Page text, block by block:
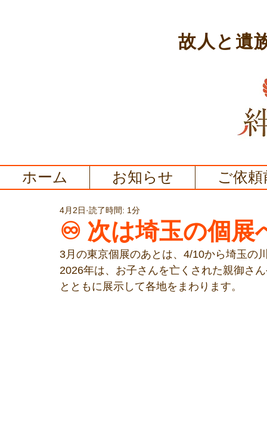
故人と遺
ホーム お知らせ ご依
♾️ 次は埼玉の個展
4月2日 読了時間: 1分
3月の東京個展のあとは、4/10から埼玉の
2026年は、お子さんを亡くされた親御さ
とともに展示して各地をまわります。